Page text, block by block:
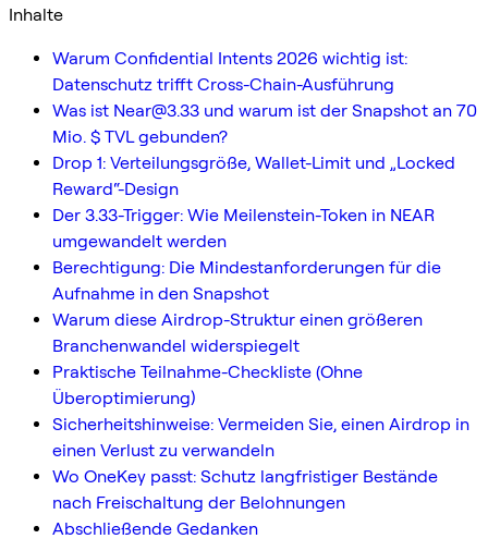
Inhalte
Warum Confidential Intents 2026 wichtig ist:
Datenschutz trifft Cross-Chain-Ausführung
Was ist Near@3.33 und warum ist der Snapshot an 70
Mio. $ TVL gebunden?
Drop 1: Verteilungsgröße, Wallet-Limit und „Locked
Reward“-Design
Der 3.33-Trigger: Wie Meilenstein-Token in NEAR
umgewandelt werden
Berechtigung: Die Mindestanforderungen für die
Aufnahme in den Snapshot
Warum diese Airdrop-Struktur einen größeren
Branchenwandel widerspiegelt
Praktische Teilnahme-Checkliste (Ohne
Überoptimierung)
Sicherheitshinweise: Vermeiden Sie, einen Airdrop in
einen Verlust zu verwandeln
Wo OneKey passt: Schutz langfristiger Bestände
nach Freischaltung der Belohnungen
Abschließende Gedanken